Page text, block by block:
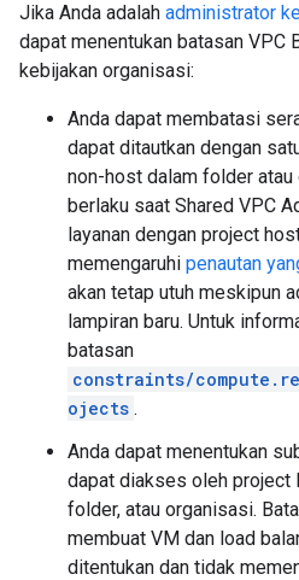
Jika Anda adalah administrator
dapat menentukan batasan VPC
kebijakan organisasi:
Anda dapat membatasi
dapat ditautkan dengan
non-host dalam folder
berlaku saat Shared VPC
layanan dengan project
memengaruhi penautan
akan tetap utuh meskipun
lampiran baru. Untuk
batasan
constraints/
ojects .
Anda dapat menentukan
dapat diakses oleh project
folder, atau organisasi.
membuat VM dan load
ditentukan dan tidak